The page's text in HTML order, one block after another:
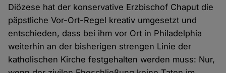
Diözese hat der konservative Erzbischof Chaput die
päpstliche Vor-Ort-Regel kreativ umgesetzt und
entschieden, dass bei ihm vor Ort in Philadelphia
weiterhin an der bisherigen strengen Linie der
katholischen Kirche festgehalten werden muss: Nur,